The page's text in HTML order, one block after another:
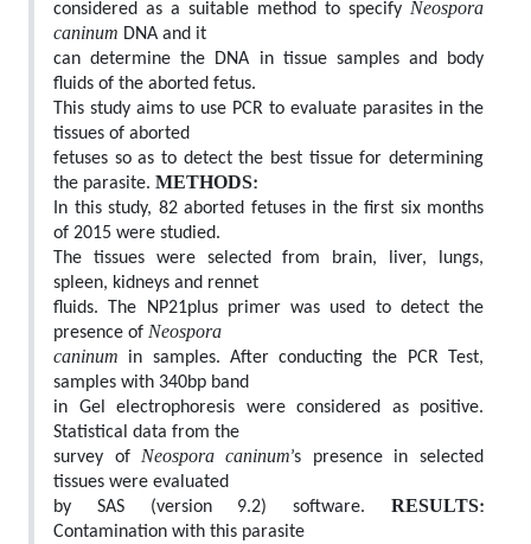
considered as a suitable method to specify Neospora
caninum DNA and it
can determine the DNA in tissue samples and body
fluids of the aborted fetus.
This study aims to use PCR to evaluate parasites in the
tissues of aborted
fetuses so as to detect the best tissue for determining
the parasite. METHODS:
In this study, 82 aborted fetuses in the first six months
of 2015 were studied.
The tissues were selected from brain, liver, lungs,
spleen, kidneys and rennet
fluids. The NP21plus primer was used to detect the
presence of Neospora
caninum in samples. After conducting the PCR Test,
samples with 340bp band
in Gel electrophoresis were considered as positive.
Statistical data from the
survey ofNeospora caninum’s presence in selected
tissues were evaluated
by SAS (version 9.2) software. RESULTS:
Contamination with this parasite